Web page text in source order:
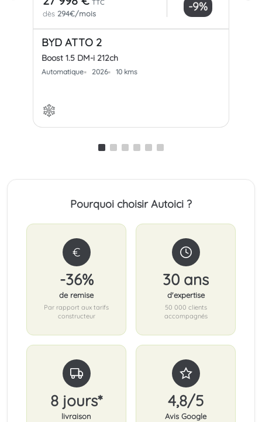
TTC
dès 294€/mois -9%
BYD ATTO 2
Boost 1.5 DM-i 212ch
Automatique 2026 10 kms
Pourquoi choisir Autoici ?
€
-36%
de remise
Par rapport aux tarifs
constructeur
30 ans
d'expertise
50 000 clients
accompagnés
8 jours*
livraison
4,8/5
Avis Google